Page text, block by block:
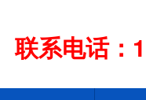
联系电话：